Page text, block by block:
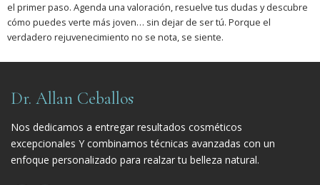
el primer paso. Agenda una valoración, resuelve tus dudas y descubre
cómo puedes verte más joven… sin dejar de ser tú. Porque el
verdadero rejuvenecimiento no se nota, se siente.
Dr. Allan Ceballos
Nos dedicamos a entregar resultados cosméticos
excepcionales Y combinamos técnicas avanzadas con un
enfoque personalizado para realzar tu belleza natural.